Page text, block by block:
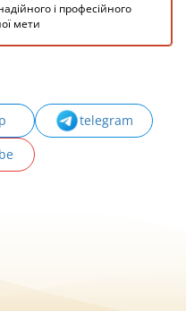
і професійного
мети
telegram